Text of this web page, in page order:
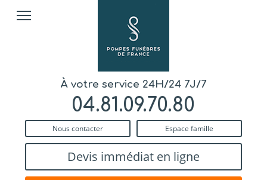
À votre service 24H/24 7J/7
04.81.09.70.80
Nous contacter Espace famille
Devis immédiat en ligne